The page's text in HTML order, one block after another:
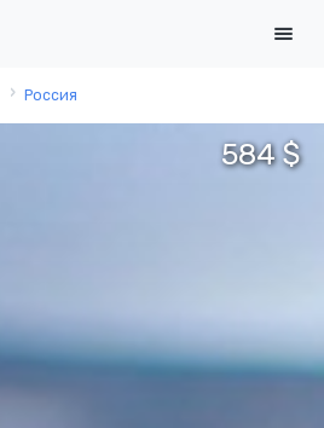
Россия
584 $